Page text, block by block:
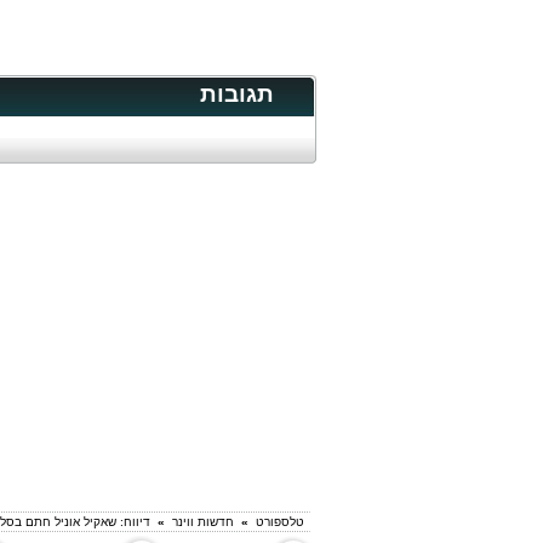
תגובות
טלספורט » חדשות ווינר » דיווח: שאקיל אוניל חתם